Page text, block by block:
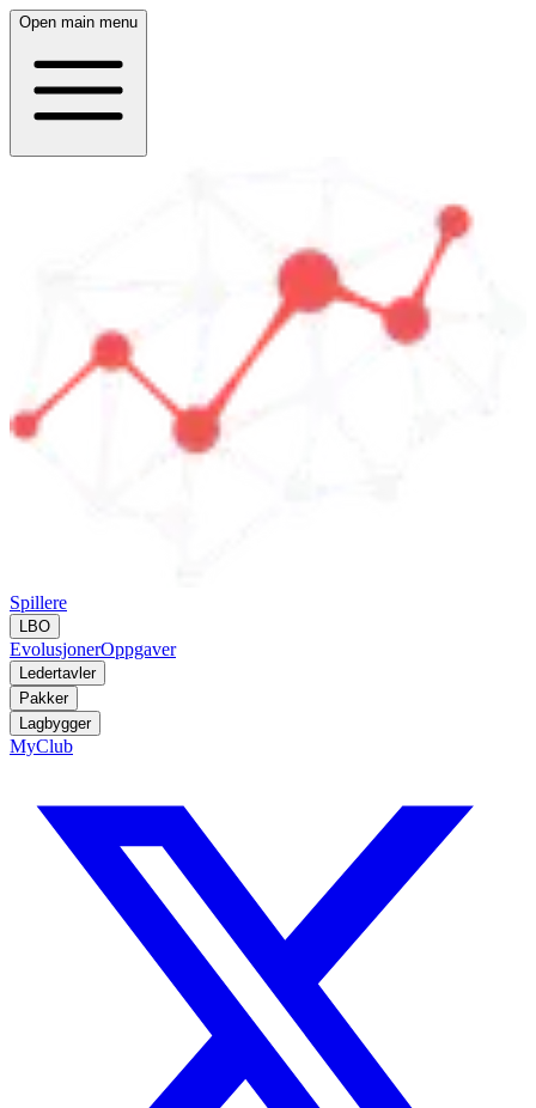
Open main menu
Spillere
LBO
EvolusjonerOppgaver
Ledertavler
Pakker
Lagbygger
MyClub